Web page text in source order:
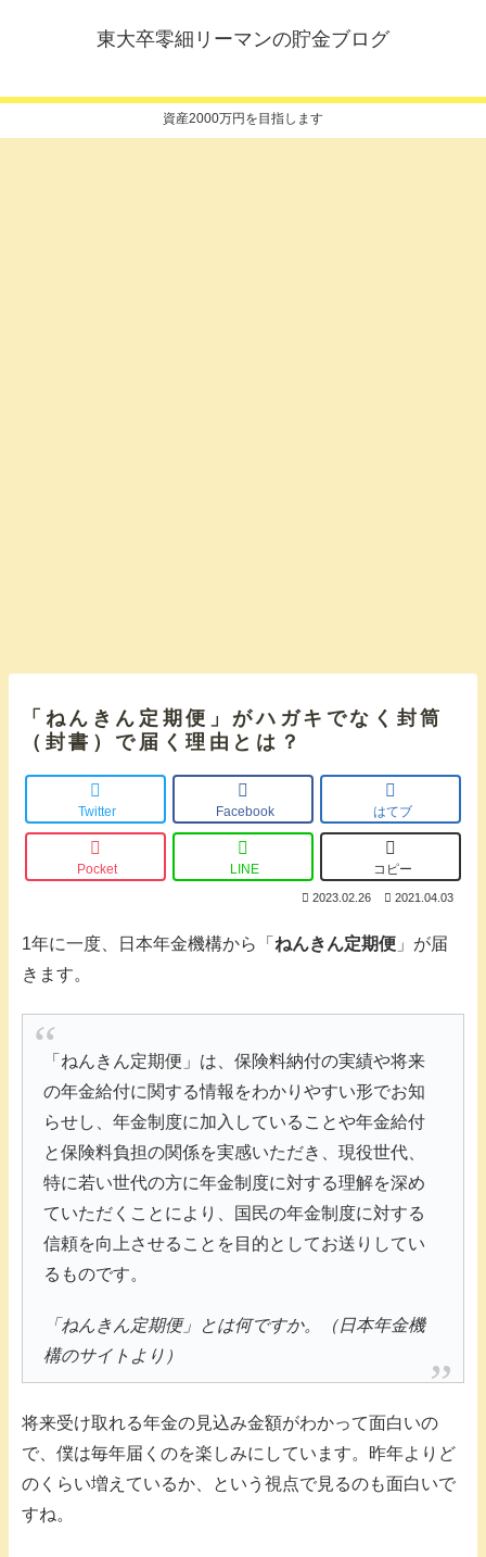
東大卒零細リーマンの貯金ブログ
資産2000万円を目指します
「ねんきん定期便」がハガキでなく封筒
（封書）で届く理由とは？
Twitter Facebook はてブ
Pocket LINE コピー
2023.02.26 2021.04.03
1年に一度、日本年金機構から「 ねんきん定期便 」が届
きます。
「ねんきん定期便」は、保険料納付の実績や将来
の年金給付に関する情報をわかりやすい形でお知
らせし、年金制度に加入していることや年金給付
と保険料負担の関係を実感いただき、現役世代、
特に若い世代の方に年金制度に対する理解を深め
ていただくことにより、国民の年金制度に対する
信頼を向上させることを目的としてお送りしてい
るものです。
「ねんきん定期便」とは何ですか。（日本年金機
構のサイトより）
将来受け取れる年金の見込み金額がわかって面白いの
で、僕は毎年届くのを楽しみにしています。昨年よりど
のくらい増えているか、という視点で見るのも面白いで
すね。